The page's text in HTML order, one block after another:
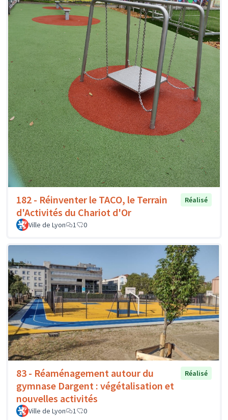
182 - Réinventer le TACO, le Terrain
d'Activités du Chariot d'Or
Réalisé
Ville de Lyon 1 0
83 - Réaménagement autour du
gymnase Dargent : végétalisation et
nouvelles activités
Réalisé
Ville de Lyon 1 0